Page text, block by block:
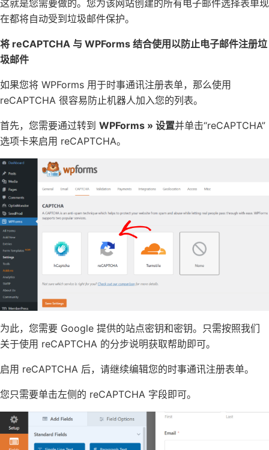
这就是您需要做的。您为该网站创建的所有电子邮件选择表单现
在都将自动受到垃圾邮件保护。
将 reCAPTCHA 与 WPForms 结合使用以防止电子邮件注册垃
圾邮件
如果您将 WPForms 用于时事通讯注册表单，那么使用
reCAPTCHA 很容易防止机器人加入您的列表。
首先，您需要通过转到 WPForms » 设置并单击“reCAPTCHA”
选项卡来启用 reCAPTCHA。
为此，您需要 Google 提供的站点密钥和密钥。只需按照我们
关于使用 reCAPTCHA 的分步说明获取帮助即可。
启用 reCAPTCHA 后，请继续编辑您的时事通讯注册表单。
您只需要单击左侧的 reCAPTCHA 字段即可。